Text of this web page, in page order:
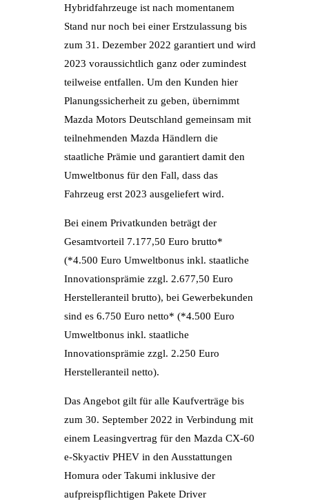
Hybridfahrzeuge ist nach momentanem
Stand nur noch bei einer Erstzulassung bis
zum 31. Dezember 2022 garantiert und wird
2023 voraussichtlich ganz oder zumindest
teilweise entfallen. Um den Kunden hier
Planungssicherheit zu geben, übernimmt
Mazda Motors Deutschland gemeinsam mit
teilnehmenden Mazda Händlern die
staatliche Prämie und garantiert damit den
Umweltbonus für den Fall, dass das
Fahrzeug erst 2023 ausgeliefert wird.
Bei einem Privatkunden beträgt der
Gesamtvorteil 7.177,50 Euro brutto*
(*4.500 Euro Umweltbonus inkl. staatliche
Innovationsprämie zzgl. 2.677,50 Euro
Herstelleranteil brutto), bei Gewerbekunden
sind es 6.750 Euro netto* (*4.500 Euro
Umweltbonus inkl. staatliche
Innovationsprämie zzgl. 2.250 Euro
Herstelleranteil netto).
Das Angebot gilt für alle Kaufverträge bis
zum 30. September 2022 in Verbindung mit
einem Leasingvertrag für den Mazda CX-60
e-Skyactiv PHEV in den Ausstattungen
Homura oder Takumi inklusive der
aufpreispflichtigen Pakete Driver